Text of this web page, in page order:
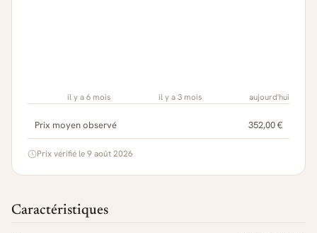
il y a 6 mois il y a 3 mois aujourd'hui
Prix moyen observé 352,00 €
Prix vérifié le 9 août 2026
Caractéristiques